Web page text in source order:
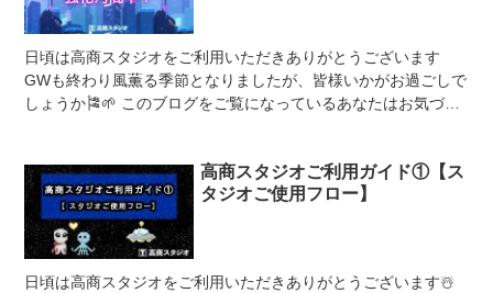
日頃は高商スタジオをご利用いただきありがとうございます
GWも終わり風薫る季節となりましたが、皆様いかがお過ごしで
しょうか🎏🌱 このブログをご覧になっているあなたはお気づき
高商スタジオご利用ガイド①【ス
タジオご使用フロー】
日頃は高商スタジオをご利用いただきありがとうございます☃️